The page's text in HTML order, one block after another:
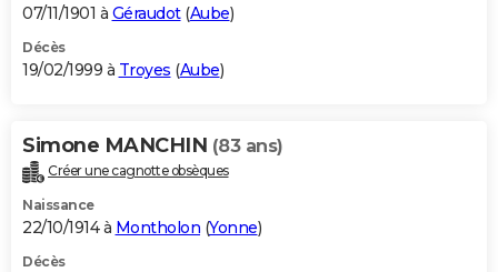
07/11/1901 à Géraudot(Aube)
Décès
19/02/1999 à Troyes (Aube)
Simone MANCHIN (83 ans)
Créer une cagnotte obsèques
Naissance
22/10/1914 à Montholon (Yonne)
Décès